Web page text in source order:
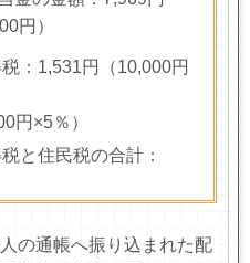
円）
：1,531円（10,000円
円×5％）
と住民税の合計：
の通帳へ振り込まれた配